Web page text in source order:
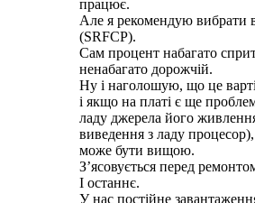
працює.
Але я рекомендую вибрати
(SRFCP).
Сам процент набагато
ненабагато дорожчій.
Ну і наголошую, що це
і якщо на платі є ще
ладу джерела його
виведення з ладу
може бути вищою.
З’ясовується перед
І останнє.
У нас постійне